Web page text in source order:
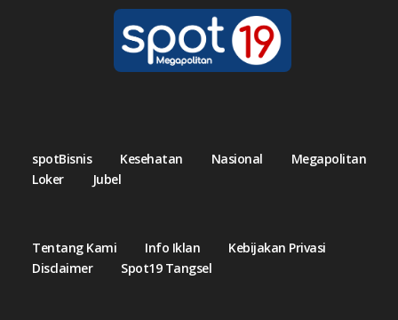
spotBisnis Kesehatan Nasional
Megapolitan
Loker
Jubel
Tentang Kami Info Iklan
Kebijakan Privasi
Disclaimer
Spot19 Tangsel